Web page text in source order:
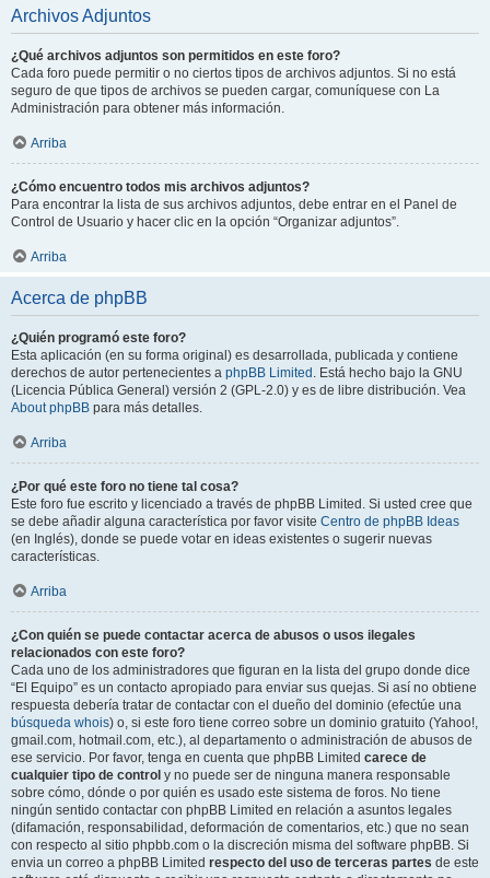
Archivos Adjuntos
¿Qué archivos adjuntos son permitidos en este foro?
Cada foro puede permitir o no ciertos tipos de archivos adjuntos. Si no está
seguro de que tipos de archivos se pueden cargar, comuníquese con La
Administración para obtener más información.
Arriba
¿Cómo encuentro todos mis archivos adjuntos?
Para encontrar la lista de sus archivos adjuntos, debe entrar en el Panel de
Control de Usuario y hacer clic en la opción “Organizar adjuntos”.
Arriba
Acerca de phpBB
¿Quién programó este foro?
Esta aplicación (en su forma original) es desarrollada, publicada y contiene
derechos de autor pertenecientes a phpBB Limited . Está hecho bajo la GNU
(Licencia Pública General) versión 2 (GPL-2.0) y es de libre distribución. Vea
About phpBB para más detalles.
Arriba
¿Por qué este foro no tiene tal cosa?
Este foro fue escrito y licenciado a través de phpBB Limited. Si usted cree que
se debe añadir alguna característica por favor visite Centro de phpBB Ideas
(en Inglés), donde se puede votar en ideas existentes o sugerir nuevas
características.
Arriba
¿Con quién se puede contactar acerca de abusos o usos ilegales
relacionados con este foro?
Cada uno de los administradores que figuran en la lista del grupo donde dice
“El Equipo” es un contacto apropiado para enviar sus quejas. Si así no obtiene
respuesta debería tratar de contactar con el dueño del dominio (efectúe una
búsqueda whois) o, si este foro tiene correo sobre un dominio gratuito (Yahoo!,
gmail.com, hotmail.com, etc.), al departamento o administración de abusos de
ese servicio. Por favor, tenga en cuenta que phpBB Limited carece de
cualquier tipo de control y no puede ser de ninguna manera responsable
sobre cómo, dónde o por quién es usado este sistema de foros. No tiene
ningún sentido contactar con phpBB Limited en relación a asuntos legales
(difamación, responsabilidad, deformación de comentarios, etc.) que no sean
con respecto al sitio phpbb.com o la discreción misma del software phpBB. Si
envia un correo a phpBB Limited respecto del uso de terceras partes de este